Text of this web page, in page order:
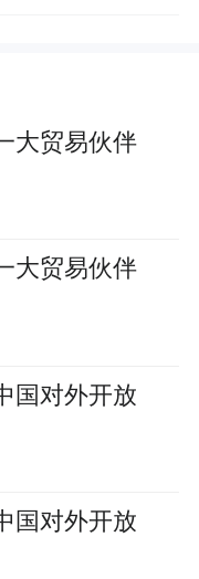
大贸易伙伴
大贸易伙伴
国对外开放
国对外开放